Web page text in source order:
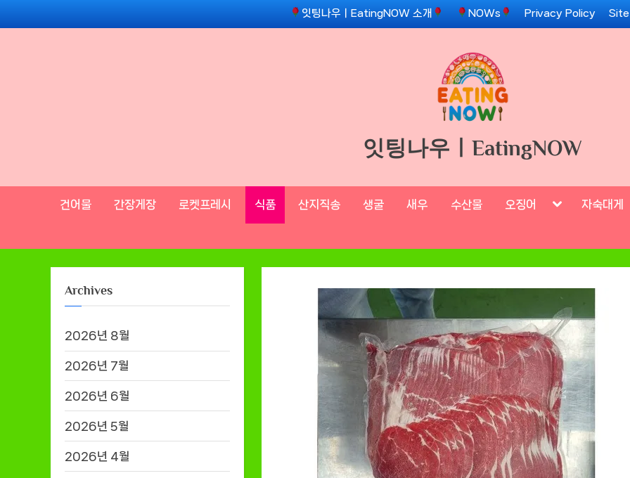
to
잇팅나우ㅣEatingNOW 소개 NOWs Privacy Policy
잇팅나우ㅣEatingNOW
건어물 간장게장 로켓프레시 식품 산지직송 생굴 새우 수산물 오징어 Toggle자숙대게
Archives
2026년 8월
2026년 7월
2026년 6월
2026년 5월
2026년 4월